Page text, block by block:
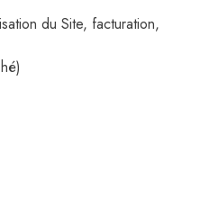
du Site, facturation,